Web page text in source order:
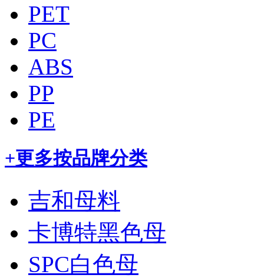
PET
PC
ABS
PP
PE
+更多按品牌分类
吉和母料
卡博特黑色母
SPC白色母